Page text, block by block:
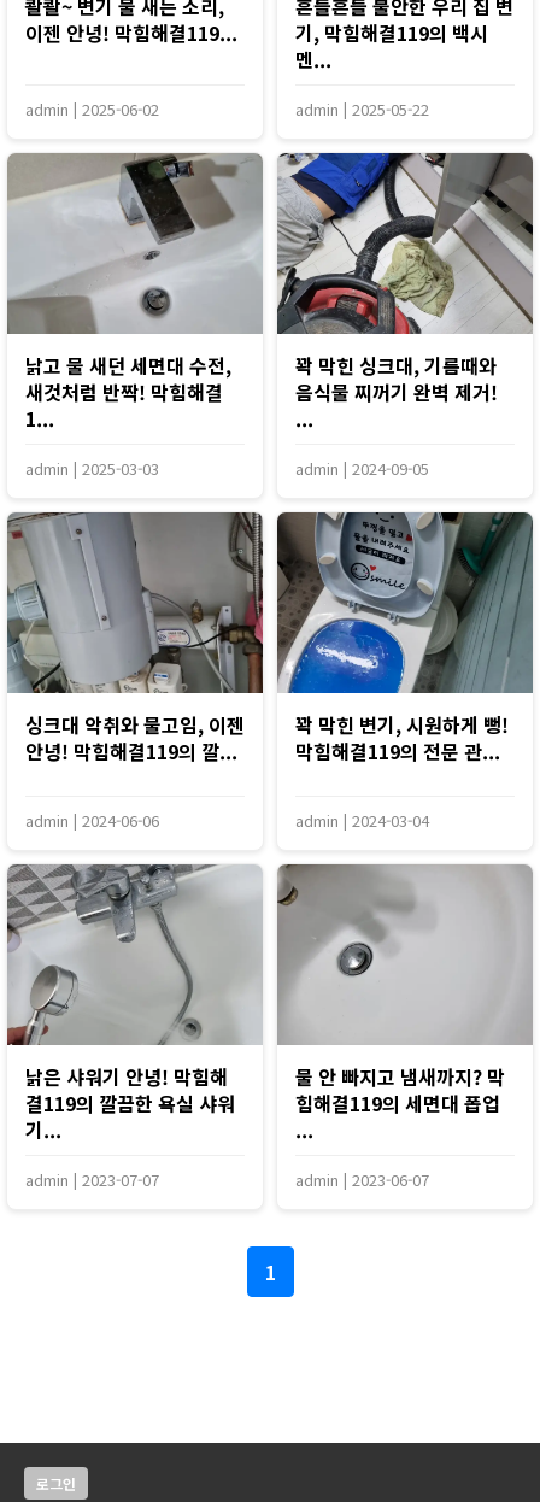
콸콸~ 변기 물 새는 소리,
이젠 안녕! 막힘해결119...
admin | 2025-06-02
흔들흔들 불안한 우리 집 변
기, 막힘해결119의 백시
멘...
admin | 2025-05-22
낡고 물 새던 세면대 수전,
새것처럼 반짝! 막힘해결
1...
admin | 2025-03-03
꽉 막힌 싱크대, 기름때와
음식물 찌꺼기 완벽 제거!
...
admin | 2024-09-05
싱크대 악취와 물고임, 이젠
안녕! 막힘해결119의 깔...
admin | 2024-06-06
꽉 막힌 변기, 시원하게 뻥!
막힘해결119의 전문 관...
admin | 2024-03-04
낡은 샤워기 안녕! 막힘해
결119의 깔끔한 욕실 샤워
기...
admin | 2023-07-07
물 안 빠지고 냄새까지? 막
힘해결119의 세면대 폽업
...
admin | 2023-06-07
1
로그인